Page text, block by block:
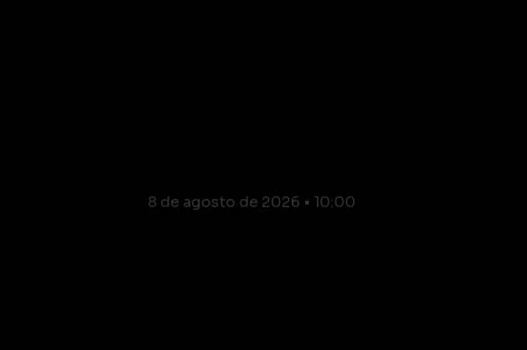
8 de agosto de 2026 10:00